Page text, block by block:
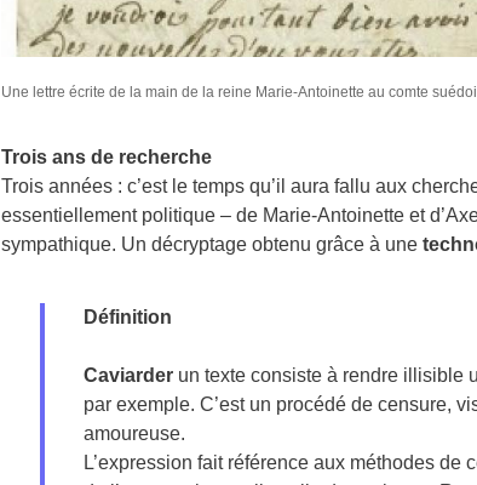
Une lettre écrite de la main de la reine Marie-Antoinette au comte
Trois ans de recherche
Trois années : c’est le temps qu’il aura fallu aux
essentiellement politique – de Marie-Antoinette et
sympathique. Un décryptage obtenu grâce à une
Définition
Caviarder un texte consiste à rendre illisible
par exemple. C’est un procédé de censure,
amoureuse.
L’expression fait référence aux méthodes de